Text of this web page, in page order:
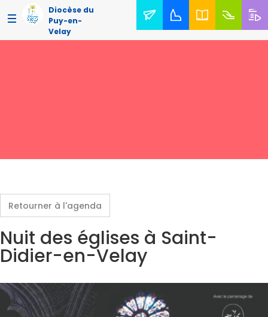
Diocèse du
Puy-en-
Velay
Retourner à l'agenda
Nuit des églises à Saint-
Didier-en-Velay